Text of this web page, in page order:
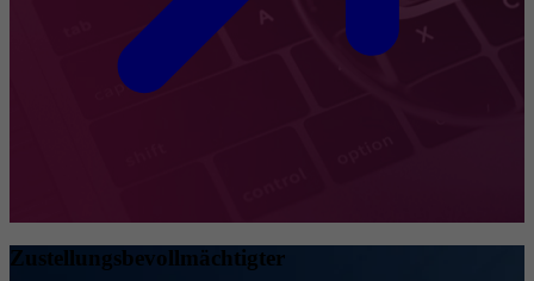
Zustellungsbevollmächtigter